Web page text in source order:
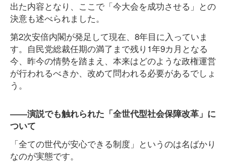
出た内容となり、ここで「今大会を成功させる」との
決意も述べられました。
第2次安倍内閣が発足して現在、8年目に入っていま
す。自民党総裁任期の満了まで残り1年9カ月となる
今、昨今の情勢を踏まえ、本来はどのような政権運営
が行われるべきか、改めて問われる必要があるでしょ
う。
――演説でも触れられた「全世代型社会保障改革」に
ついて
「全ての世代が安心できる制度」というのは名ばかり
なのが実態です。